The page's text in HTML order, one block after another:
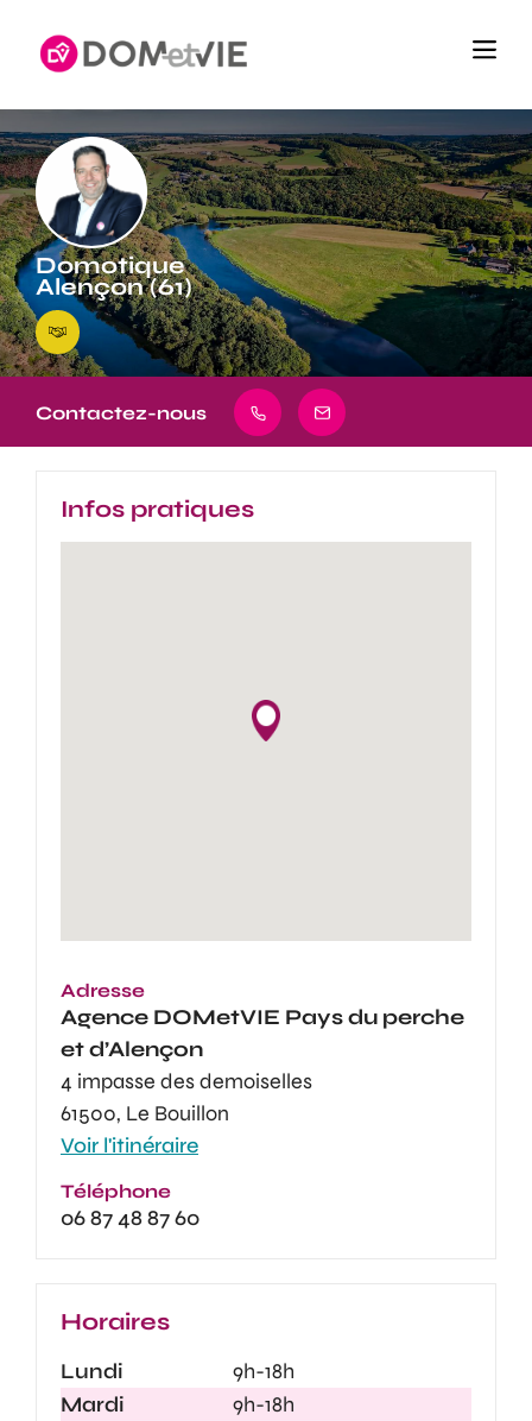
Domotique
Alençon (61)
Contactez-nous
Infos pratiques
Adresse
Agence DOMetVIE Pays du perche
et d’Alençon
4 impasse des demoiselles
61500, Le Bouillon
Voir l'itinéraire
Téléphone
06 87 48 87 60
Horaires
Lundi
9h-18h
Mardi
9h-18h